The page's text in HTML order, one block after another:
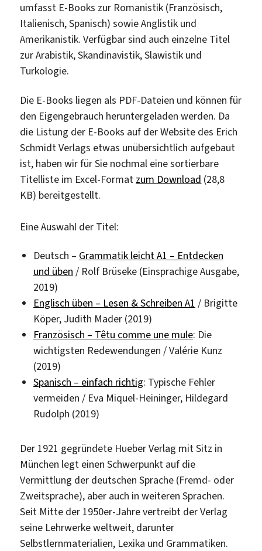
umfasst E-Books zur Romanistik (Französisch,
Italienisch, Spanisch) sowie Anglistik und
Amerikanistik. Verfügbar sind auch einzelne Titel
zur Arabistik, Skandinavistik, Slawistik und
Turkologie.
Die E-Books liegen als PDF-Dateien und können für
den Eigengebrauch heruntergeladen werden. Da
die Listung der E-Books auf der Website des Erich
Schmidt Verlags etwas unübersichtlich aufgebaut
ist, haben wir für Sie nochmal eine sortierbare
Titelliste im Excel-Format zum Download (28,8
KB) bereitgestellt.
Eine Auswahl der Titel:
Deutsch – Grammatik leicht A1 – Entdecken
und üben / Rolf Brüseke (Einsprachige Ausgabe,
2019)
Englisch üben – Lesen & Schreiben A1 / Brigitte
Köper, Judith Mader (2019)
Französisch – Têtu comme une mule: Die
wichtigsten Redewendungen / Valérie Kunz
(2019)
Spanisch – einfach richtig: Typische Fehler
vermeiden / Eva Miquel-Heininger, Hildegard
Rudolph (2019)
Der 1921 gegründete Hueber Verlag mit Sitz in
München legt einen Schwerpunkt auf die
Vermittlung der deutschen Sprache (Fremd- oder
Zweitsprache), aber auch in weiteren Sprachen.
Seit Mitte der 1950er-Jahre vertreibt der Verlag
seine Lehrwerke weltweit, darunter
Selbstlernmaterialien, Lexika und Grammatiken.